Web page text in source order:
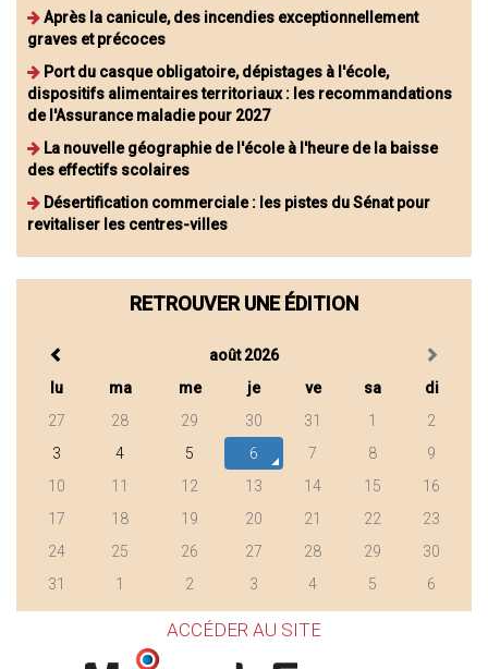
Après la canicule, des incendies exceptionnellement
graves et précoces
Port du casque obligatoire, dépistages à l'école,
dispositifs alimentaires territoriaux : les recommandations
de l'Assurance maladie pour 2027
La nouvelle géographie de l'école à l'heure de la baisse
des effectifs scolaires
Désertification commerciale : les pistes du Sénat pour
revitaliser les centres-villes
RETROUVER UNE ÉDITION
août 2026
lu
ma me je ve sa
di
27
28 29 30 31 1
2
3
4 5 6 7 8
9
10
11 12 13 14 15
16
17
18 19 20 21 22
23
24
25 26 27 28 29
30
31
1 2 3 4 5 6
ACCÉDER AU SITE